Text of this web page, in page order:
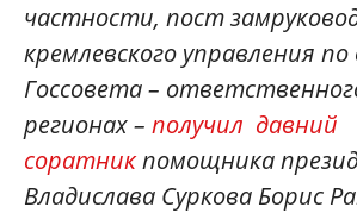
частности, пост
кремлевского управления
Госсовета –
регионах – получил давний
соратникпомощника
Владислава Суркова Борис